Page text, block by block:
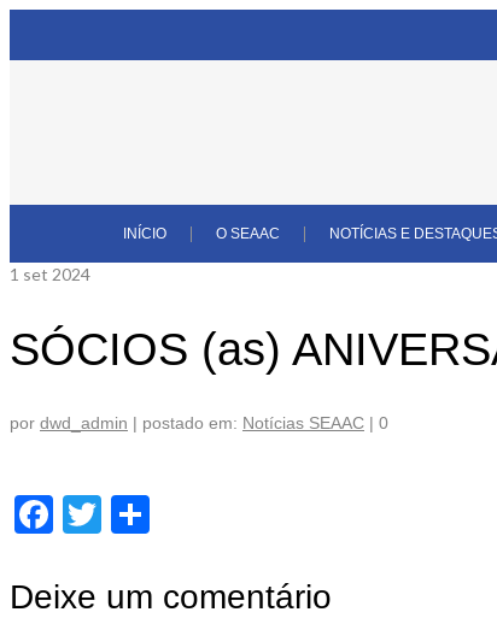
INÍCIO O SEAAC NOTÍCIAS E
1 set 2024
SÓCIOS (as)
por dwd_admin | postado em: Notícias SEAAC | 0
Facebook
Twitter
Deixe um comentário